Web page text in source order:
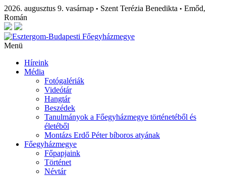
2026. augusztus 9. vasárnap • Szent Terézia Benedikta • Emőd,
Román
Menü
Híreink
Média
Fotógalériák
Videótár
Hangtár
Beszédek
Tanulmányok a Főegyházmegye történetéből és
életéből
Montázs Erdő Péter bíboros atyának
Főegyházmegye
Főpapjaink
Történet
Névtár